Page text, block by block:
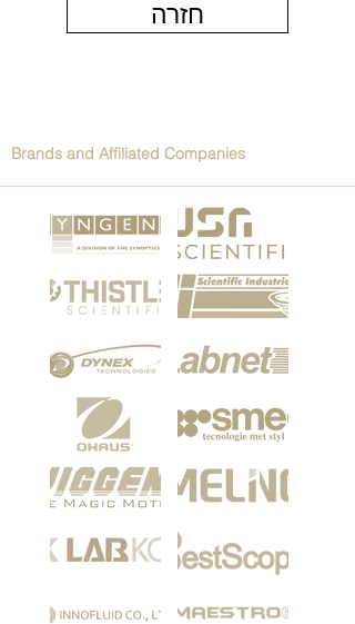
חזרה
Brands and Affiliated Companies